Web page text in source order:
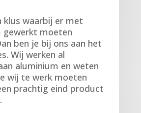
klus waarbij er met
gewerkt moeten
ben je bij ons aan het
Wij werken al
aluminium en weten
wij te werk moeten
prachtig eind product